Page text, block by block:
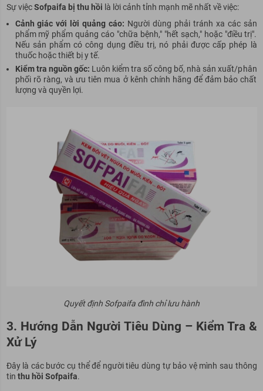
Sự việcSofpaifa bị thu hồi là lời cảnh tỉnh mạnh mẽ nhất về việc:
Cảnh giác với lời quảng cáo: Người dùng phải tránh xa các sản
phẩm mỹ phẩm quảng cáo "chữa bệnh," "hết sạch," hoặc "điều trị".
Nếu sản phẩm có công dụng điều trị, nó phải được cấp phép là
thuốc hoặc thiết bị y tế.
Kiểm tra nguồn gốc: Luôn kiểm tra số công bố, nhà sản xuất/phân
phối rõ ràng, và ưu tiên mua ở kênh chính hãng để đảm bảo chất
lượng và quyền lợi.
Quyết định Sofpaifa đình chỉ lưu hành
3. Hướng Dẫn Người Tiêu Dùng – Kiểm Tra &
Xử Lý
Đây là các bước cụ thể để người tiêu dùng tự bảo vệ mình sau thông
tin thu hồi Sofpaifa.